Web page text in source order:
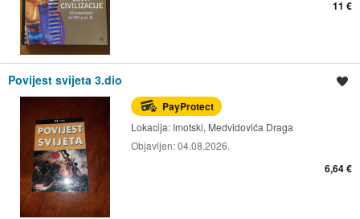
11 €
Povijest svijeta 3.dio
PayProtect
Lokacija: Imotski, Medvidovića Draga
Objavljen:04.08.2026.
6,64 €